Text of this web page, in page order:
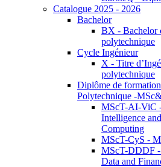
Catalogue 2025 - 2026
Bachelor
BX - Bachelor
polytechnique
Cycle Ingénieur
X - Titre
polytechnique
Diplôme de
Polytechnique -
MScT-AI-ViC
Intelligence
Computing
MScT-CyS -
MScT-DDDF
Data and